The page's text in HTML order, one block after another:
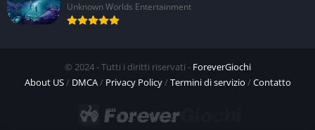
Unknown Worlds Entertainment
© 2024 - Tutti i diritti riservati - ForeverGiochi
About US/ DMCA/ Privacy Policy/Termini di servizio /Contatto